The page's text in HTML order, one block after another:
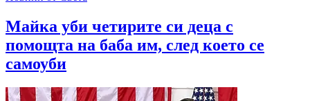
Майка уби четирите си деца с
помощта на баба им, след което се
самоуби